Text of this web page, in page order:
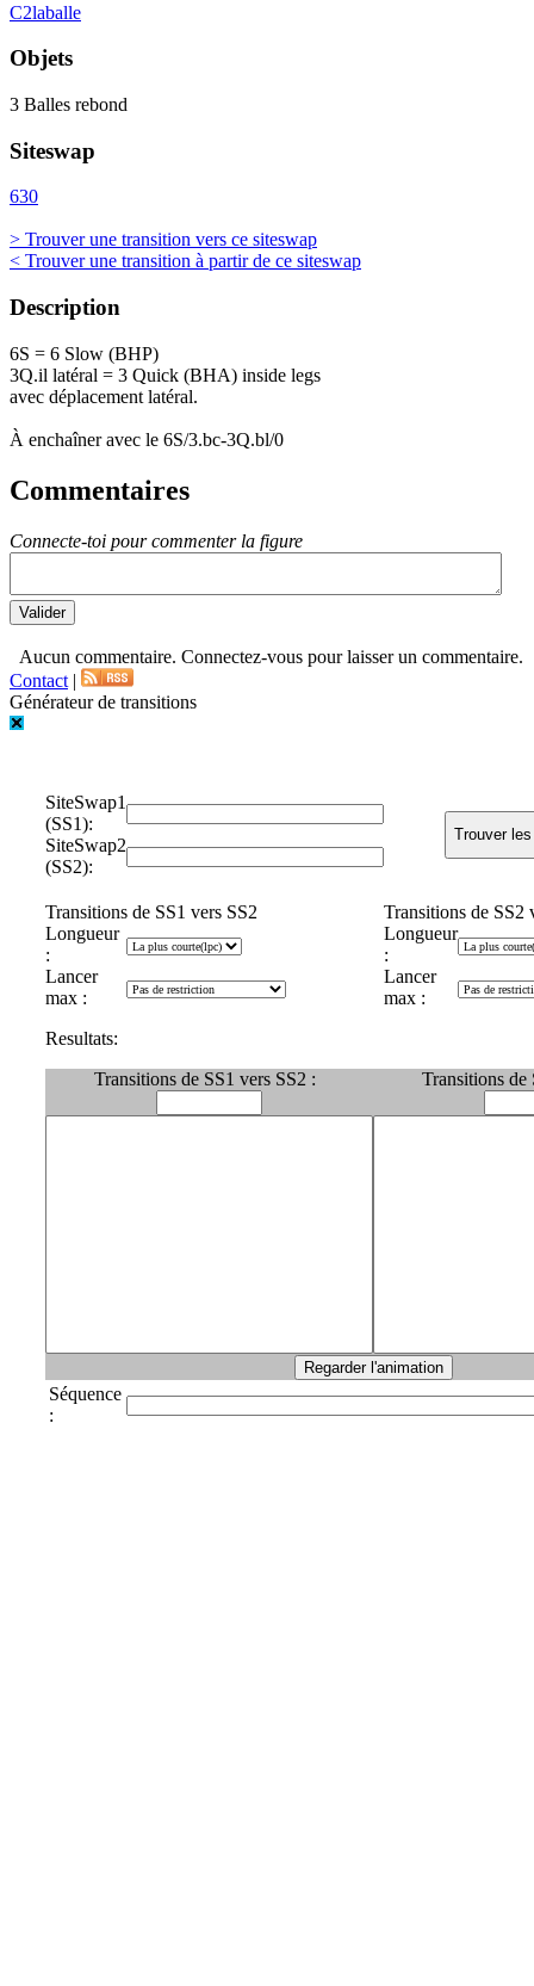
C2laballe
Objets
3 Balles rebond
Siteswap
630
> Trouver une transition vers ce siteswap
< Trouver une transition à partir de ce siteswap
Description
6S = 6 Slow (BHP)
3Q.il latéral = 3 Quick (BHA) inside legs
avec déplacement latéral.
À enchaîner avec le 6S/3.bc-3Q.bl/0
Commentaires
Connecte-toi pour commenter la figure
Aucun commentaire. Connectez-vous pour laisser un commentaire.
Contact |
Générateur de transitions
SiteSwap1
(SS1):
SiteSwap2
(SS2):
Transitions de SS1 vers SS2
Transitions de SS2
Longueur
:
Longueur
:
Lancer
max :
Lancer
max :
Resultats:
Transitions de SS1 vers SS2 :
Transitions
Séquence
: